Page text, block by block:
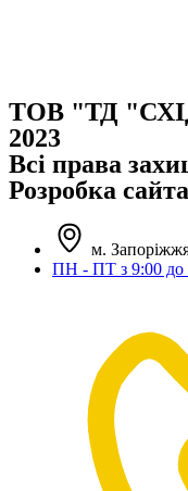
ТОВ "ТД
2023
Всі права
Розробка
м.
ПН - ПТ з 9:00 до